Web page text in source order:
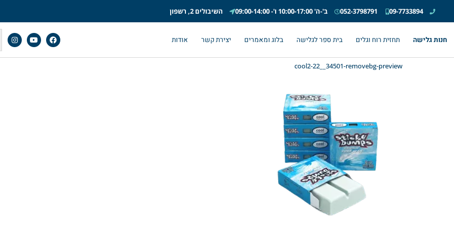
09-7733894
052-3798791 ב'-ה' 10:00-17:00 ו'- 09:00-14:00 השיבולים 2, רשפון
חנות גלישה תחזית רוח וגלים בית ספר לגלישה בלוג ומאמרים יצירת קשר אודות
cool2-22__34501-removebg-preview